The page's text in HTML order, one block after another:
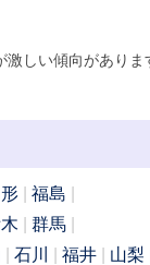
しい傾向があり
福島
群馬
石川 福井
山梨